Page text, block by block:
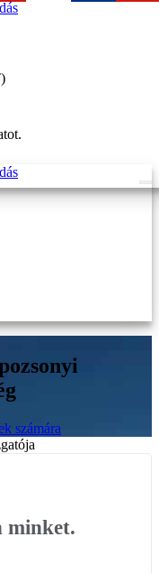
számára
minket.